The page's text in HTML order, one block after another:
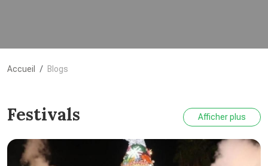
Accueil Blogs
Festivals Afficher plus